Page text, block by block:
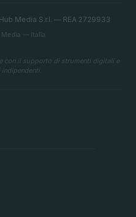
Media S.r.l. — REA 2729933
— Italia
con il supporto di strumenti digitali e